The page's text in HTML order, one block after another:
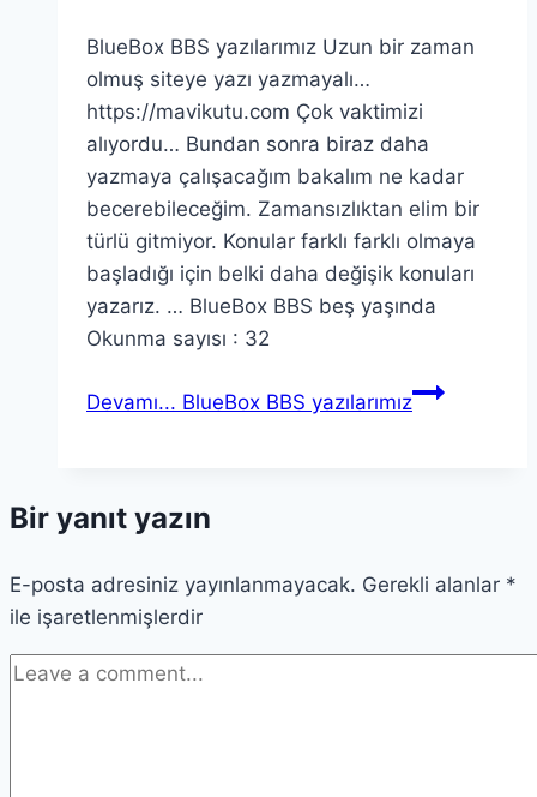
BlueBox BBS yazılarımız Uzun bir zaman
olmuş siteye yazı yazmayalı…
https://mavikutu.com Çok vaktimizi
alıyordu… Bundan sonra biraz daha
yazmaya çalışacağım bakalım ne kadar
becerebileceğim. Zamansızlıktan elim bir
türlü gitmiyor. Konular farklı farklı olmaya
başladığı için belki daha değişik konuları
yazarız. … BlueBox BBS beş yaşında
Okunma sayısı : 32
Devamı... BlueBox BBS yazılarımız
Bir yanıt yazın
E-posta adresiniz yayınlanmayacak. Gerekli alanlar *
ile işaretlenmişlerdir